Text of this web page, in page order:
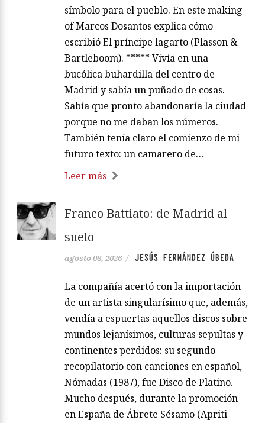
símbolo para el pueblo. En este making
of Marcos Dosantos explica cómo
escribió El príncipe lagarto (Plasson &
Bartleboom). ***** Vivía en una
bucólica buhardilla del centro de
Madrid y sabía un puñado de cosas.
Sabía que pronto abandonaría la ciudad
porque no me daban los números.
También tenía claro el comienzo de mi
futuro texto: un camarero de…
Leer más
Franco Battiato: de Madrid al
suelo
agosto 08, 2026 / JESÚS FERNÁNDEZ ÚBEDA
La compañía acertó con la importación
de un artista singularísimo que, además,
vendía a espuertas aquellos discos sobre
mundos lejanísimos, culturas sepultas y
continentes perdidos: su segundo
recopilatorio con canciones en español,
Nómadas (1987), fue Disco de Platino.
Mucho después, durante la promoción
en España de Ábrete Sésamo (Apriti